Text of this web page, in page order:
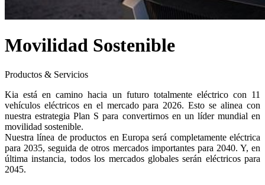
Movilidad Sostenible
Productos & Servicios
Kia está en camino hacia un futuro totalmente eléctrico con 11
vehículos eléctricos en el mercado para 2026. Esto se alinea con
nuestra estrategia Plan S para convertirnos en un líder mundial en
movilidad sostenible.
Nuestra línea de productos en Europa será completamente eléctrica
para 2035, seguida de otros mercados importantes para 2040. Y, en
última instancia, todos los mercados globales serán eléctricos para
2045.